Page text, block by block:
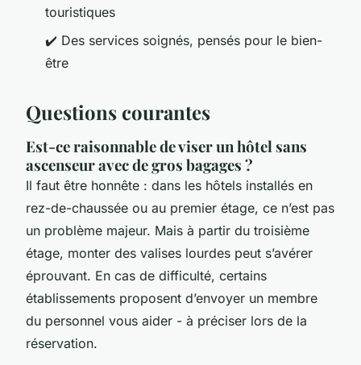
touristiques
✔️ Des services soignés, pensés pour le bien-
être
Questions courantes
Est-ce raisonnable de viser un hôtel sans
ascenseur avec de gros bagages ?
Il faut être honnête : dans les hôtels installés en
rez-de-chaussée ou au premier étage, ce n’est pas
un problème majeur. Mais à partir du troisième
étage, monter des valises lourdes peut s’avérer
éprouvant. En cas de difficulté, certains
établissements proposent d’envoyer un membre
du personnel vous aider - à préciser lors de la
réservation.